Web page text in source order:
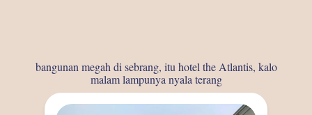
bangunan megah di sebrang, itu hotel the Atlantis, kalo
malam lampunya nyala terang